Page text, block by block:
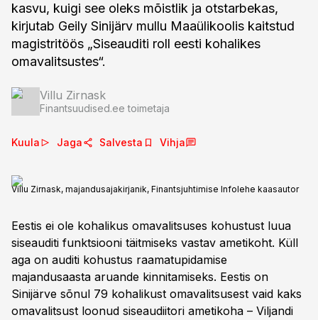
kasvu, kuigi see oleks mõistlik ja otstarbekas,
kirjutab Geily Sinijärv mullu Maaülikoolis kaitstud
magistritöös „Siseauditi roll eesti kohalikes
omavalitsustes“.
Villu Zirnask
Finantsuudised.ee toimetaja
Kuula Jaga Salvesta Vihja
Villu Zirnask, majandusajakirjanik, Finantsjuhtimise Infolehe kaasautor
Eestis ei ole kohalikus omavalitsuses kohustust luua
siseauditi funktsiooni täitmiseks vastav ametikoht. Küll
aga on auditi kohustus raamatupidamise
majandusaasta aruande kinnitamiseks. Eestis on
Sinijärve sõnul 79 kohalikust omavalitsusest vaid kaks
omavalitsust loonud siseaudiitori ametikoha – Viljandi